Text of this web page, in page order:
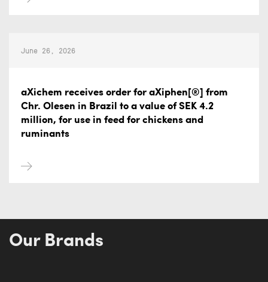
June 26, 2026
aXichem receives order for aXiphen[®] from
Chr. Olesen in Brazil to a value of SEK 4.2
million, for use in feed for chickens and
ruminants
Our Brands